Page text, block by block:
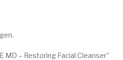
MD – Restoring Facial Cleanser”